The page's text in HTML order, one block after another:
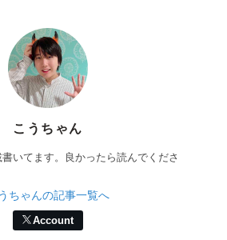
こうちゃん
いてます。良かったら読んでくださ
ちゃんの記事一覧へ
Account